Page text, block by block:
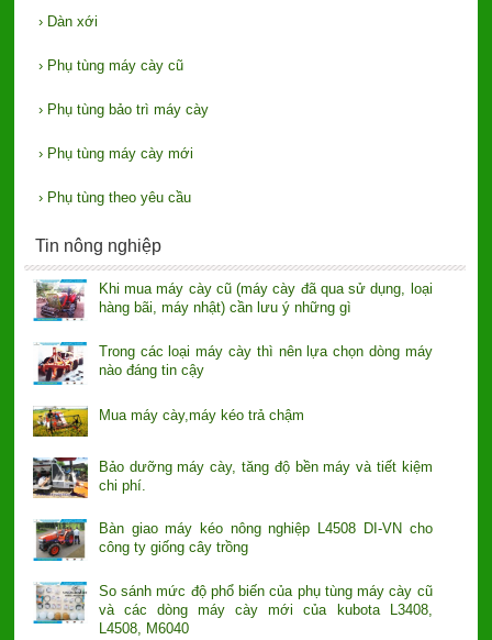
› Dàn xới
› Phụ tùng máy cày cũ
› Phụ tùng bảo trì máy cày
› Phụ tùng máy cày mới
› Phụ tùng theo yêu cầu
Tin nông nghiệp
Khi mua máy cày cũ (máy cày đã qua sử dụng, loại
hàng bãi, máy nhật) cần lưu ý những gì
Trong các loại máy cày thì nên lựa chọn dòng máy
nào đáng tin cậy
Mua máy cày,máy kéo trả chậm
Bảo dưỡng máy cày, tăng độ bền máy và tiết kiệm
chi phí.
Bàn giao máy kéo nông nghiệp L4508 DI-VN cho
công ty giống cây trồng
So sánh mức độ phổ biến của phụ tùng máy cày cũ
và các dòng máy cày mới của kubota L3408,
L4508, M6040